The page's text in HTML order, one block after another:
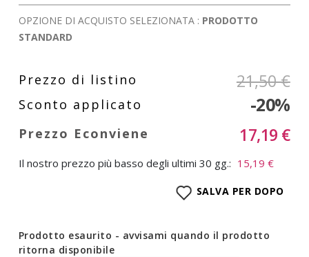
OPZIONE DI ACQUISTO SELEZIONATA : PRODOTTO
STANDARD
21,50 €
-20%
17,19 €
Il nostro prezzo più basso degli ultimi 30 gg.: 15,19 €
SALVA PER DOPO
Prodotto esaurito - avvisami quando il prodotto
ritorna disponibile